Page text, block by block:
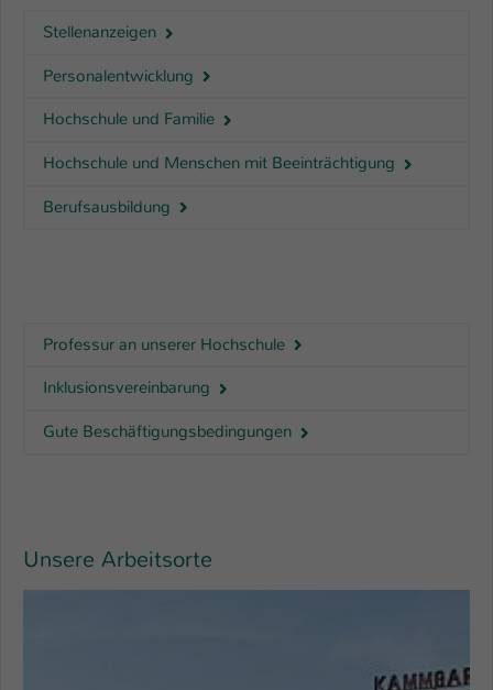
Stellenanzeigen
Personalentwicklung
Hochschule und Familie
Hochschule und Menschen mit Beeinträchtigung
Berufsausbildung
Professur an unserer Hochschule
Inklusionsvereinbarung
Gute Beschäftigungsbedingungen
Unsere Arbeitsorte